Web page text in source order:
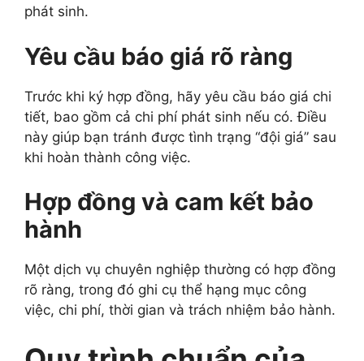
phát sinh.
Yêu cầu báo giá rõ ràng
Trước khi ký hợp đồng, hãy yêu cầu báo giá chi
tiết, bao gồm cả chi phí phát sinh nếu có. Điều
này giúp bạn tránh được tình trạng “đội giá” sau
khi hoàn thành công việc.
Hợp đồng và cam kết bảo
hành
Một dịch vụ chuyên nghiệp thường có hợp đồng
rõ ràng, trong đó ghi cụ thể hạng mục công
việc, chi phí, thời gian và trách nhiệm bảo hành.